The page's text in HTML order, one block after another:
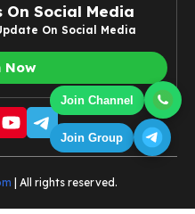
Join Channel
Join Group
On Social Media
On Social Media
Now
| All rights reserved.